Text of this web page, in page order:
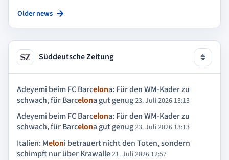
Older news
Süddeutsche Zeitung
Adeyemi beim FC Barcelona: Für den WM-Kader zu
schwach, für Barcelona gut genug23. Juli 2026 13:13
Adeyemi beim FC Barcelona: Für den WM-Kader zu
schwach, für Barcelona gut genug23. Juli 2026 13:13
Italien: Meloni betrauert nicht den Toten, sondern
schimpft nur über Krawalle21. Juli 2026 12:57